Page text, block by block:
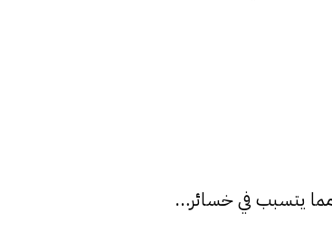
مما يتسبب في خسائر…